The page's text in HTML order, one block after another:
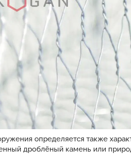
определяется также
дроблёный камень или